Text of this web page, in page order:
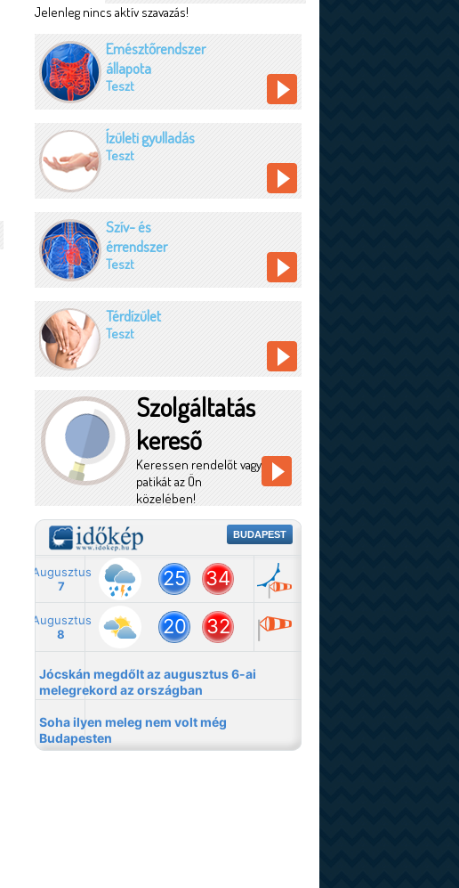
Jelenleg nincs aktív szavazás!
Emésztőrendszer
állapota
Teszt
Ízületi gyulladás
Teszt
Szív- és
érrendszer
Teszt
Térdízület
Teszt
Szolgáltatás
kereső
Keressen rendelőt vagy
patikát az Ön
közelében!